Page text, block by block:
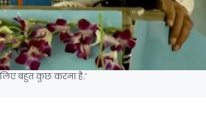
लिए बहुत कुछ करना है.’